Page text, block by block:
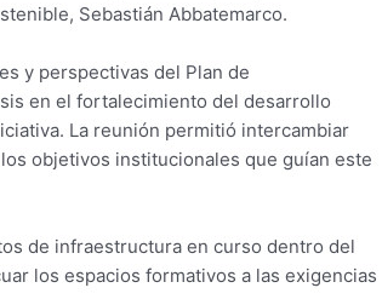
Sebastián Abbatemarco.
y perspectivas del Plan de
en el fortalecimiento del desarrollo
La reunión permitió intercambiar
objetivos institucionales que guían este
de infraestructura en curso dentro del
los espacios formativos a las exigencias